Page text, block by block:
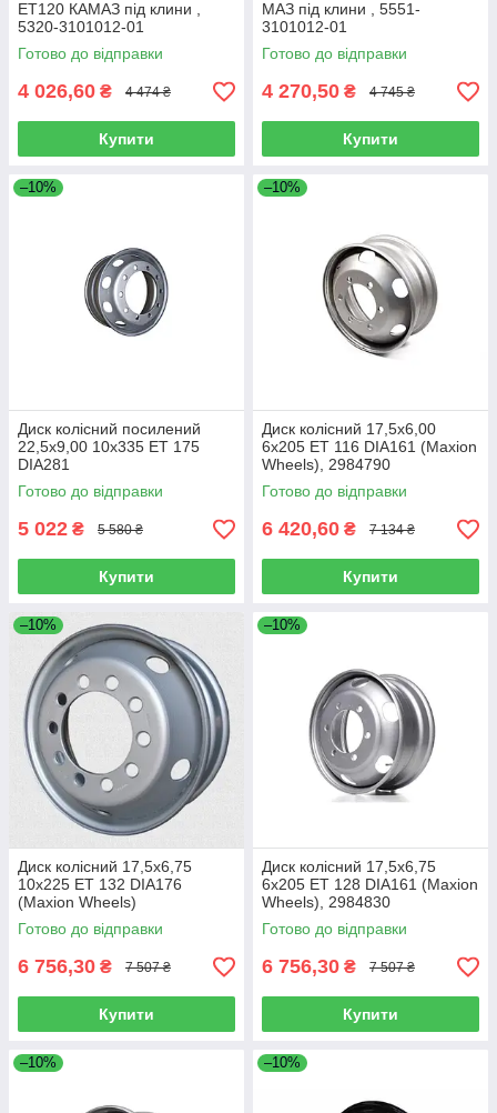
ET120 КАМАЗ під клини ,
5320-3101012-01
Готово до відправки
4 026,60 ₴ 4 474 ₴
Купити
МАЗ під клини , 5551-
3101012-01
Готово до відправки
4 270,50 ₴ 4 745 ₴
Купити
–10%
Диск колісний посилений
22,5х9,00 10х335 ET 175
DIA281
Готово до відправки
5 022 ₴ 5 580 ₴
Купити
–10%
Диск колісний 17,5х6,00
6х205 ET 116 DIA161 (Maxion
Wheels), 2984790
Готово до відправки
6 420,60 ₴ 7 134 ₴
Купити
–10%
Диск колісний 17,5х6,75
10х225 ET 132 DIA176
(Maxion Wheels)
Готово до відправки
6 756,30 ₴ 7 507 ₴
Купити
–10%
Диск колісний 17,5х6,75
6х205 ET 128 DIA161 (Maxion
Wheels), 2984830
Готово до відправки
6 756,30 ₴ 7 507 ₴
Купити
–10% –10%